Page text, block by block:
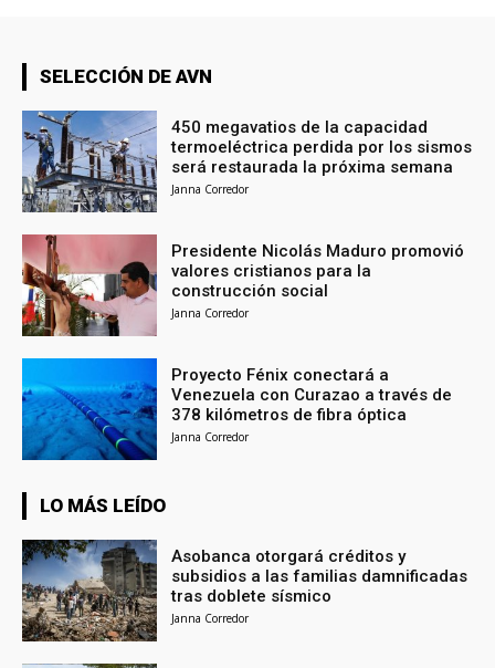
SELECCIÓN DE AVN
450 megavatios de la capacidad
termoeléctrica perdida por los sismos
será restaurada la próxima semana
Janna Corredor
Presidente Nicolás Maduro promovió
valores cristianos para la
construcción social
Janna Corredor
Proyecto Fénix conectará a
Venezuela con Curazao a través de
378 kilómetros de fibra óptica
Janna Corredor
LO MÁS LEÍDO
Asobanca otorgará créditos y
subsidios a las familias damnificadas
tras doblete sísmico
Janna Corredor